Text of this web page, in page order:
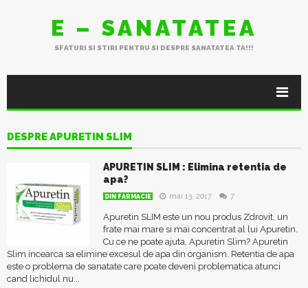
E – SANATATEA
SFATURI SI STIRI PENTRU SI DESPRE SANATATEA TA!!!
DESPRE APURETIN SLIM
APURETIN SLIM : Elimina retentia de
apa?
DIN FARMACIE mai 13, 2017 7
Apuretin SLIM este un nou produs Zdrovit, un
frate mai mare si mai concentrat al lui Apuretin.
Cu ce ne poate ajuta, Apuretin Slim? Apuretin
Slim incearca sa elimine excesul de apa din organism. Retentia de apa
este o problema de sanatate care poate deveni problematica atunci
cand lichidul nu...